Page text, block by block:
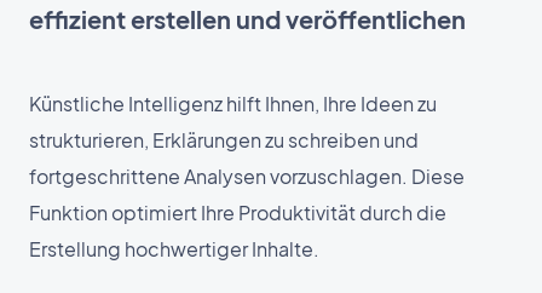
effizient erstellen und veröffentlichen
Künstliche Intelligenz hilft Ihnen, Ihre Ideen zu
strukturieren, Erklärungen zu schreiben und
fortgeschrittene Analysen vorzuschlagen. Diese
Funktion optimiert Ihre Produktivität durch die
Erstellung hochwertiger Inhalte.